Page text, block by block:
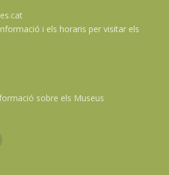
i els horaris per visitar els
sobre els Museus